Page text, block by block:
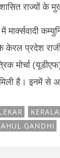
राज्यों के
के केरल प्रदेश
मोर्चा
है। इनमें से
GANDHI